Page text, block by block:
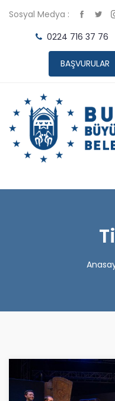
Sosyal Medya :
0224 716 37 76
BAŞVURULAR